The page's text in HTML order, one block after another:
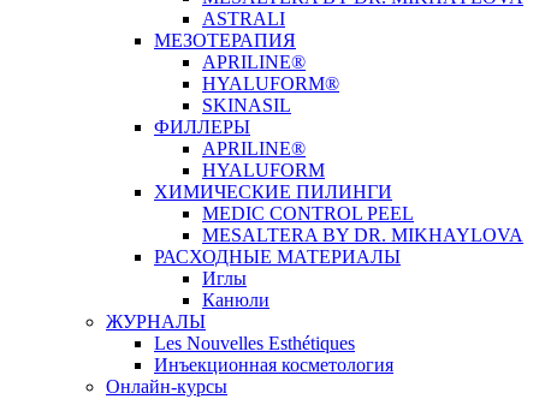
ASTRALI
МЕЗОТЕРАПИЯ
APRILINE®
HYALUFORM®
SKINASIL
ФИЛЛЕРЫ
APRILINE®
HYALUFORM
ХИМИЧЕСКИЕ ПИЛИНГИ
MEDIC CONTROL PEEL
MESALTERA BY DR. MIKHAYLOVA
РАСХОДНЫЕ МАТЕРИАЛЫ
Иглы
Канюли
ЖУРНАЛЫ
Les Nouvelles Esthétiques
Инъекционная косметология
Онлайн-курсы